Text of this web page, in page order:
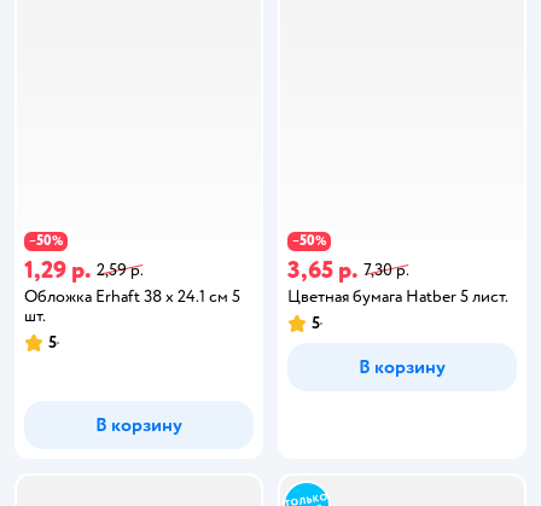
−50%
1,29 р. 2,59 р.
Обложка Erhaft 38 x 24.1 см 5
шт.
5
В корзину
−50%
3,65 р. 7,30 р.
Цветная бумага Hatber 5 лист.
5
В корзину